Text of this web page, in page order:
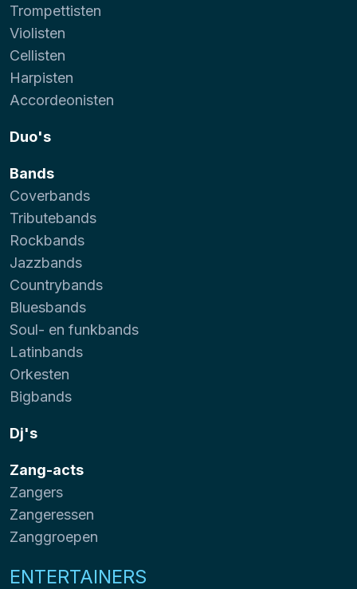
Trompettisten
Violisten
Cellisten
Harpisten
Accordeonisten
Duo's
Bands
Coverbands
Tributebands
Rockbands
Jazzbands
Countrybands
Bluesbands
Soul- en funkbands
Latinbands
Orkesten
Bigbands
Dj's
Zang-acts
Zangers
Zangeressen
Zanggroepen
ENTERTAINERS